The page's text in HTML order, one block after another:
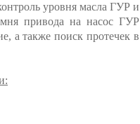
уровня масла ГУР и
привода на насос ГУР
а также поиск протечек в